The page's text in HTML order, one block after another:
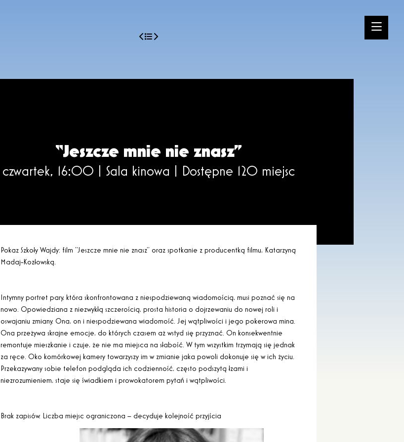
“Jeszcze mnie nie znasz”
czwartek, 16:00 | Sala kinowa | Dostępne 120 miejsc
Pokaz Szkoły Wajdy: film “Jeszcze mnie nie znasz” oraz spotkanie z producentką filmu, Katarzyną
Madaj-Kozłowską.
Intymny portret pary, która skonfrontowana z niespodziewaną wiadomością, musi poznać się na
nowo. Opowiedziana z niezwykłą szczerością, prosta historia o dojrzewaniu do nowej roli i
oswajaniu zmiany. Ona, on i niespodziewana wiadomość. Jej wątpliwości i jego pokerowa mina.
Ona przeżywa skrajne emocje, do których czasem aż wstyd się przyznać. On konsekwentnie
remontuje mieszkanie i czuje, że nie ma miejsca na słabość. W tym wszystkim trzymają się jednak
za ręce. Oko komórkowej kamery towarzyszy im w zmianie jaka powoli dokonuje się w ich życiu.
Przekazywany sobie telefon podgląda ich codzienność, często podszytą łzami i
niezrozumieniem, staje się świadkiem i prowokatorem pytań i wątpliwości.
Brak zapisów. Liczba miejsc ograniczona – decyduje kolejność przyjścia